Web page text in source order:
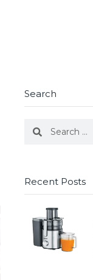
Search
SearchSearch
Recent Posts